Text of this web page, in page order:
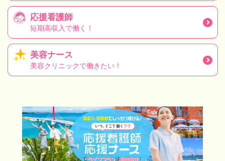
応援看護師
短期高収入で働く！
美容ナース
美容クリニックで働きたい！